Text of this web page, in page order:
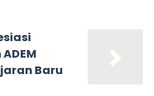
Baru